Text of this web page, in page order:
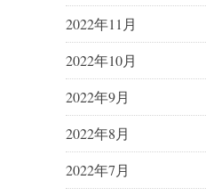
2022年11月
2022年10月
2022年9月
2022年8月
2022年7月